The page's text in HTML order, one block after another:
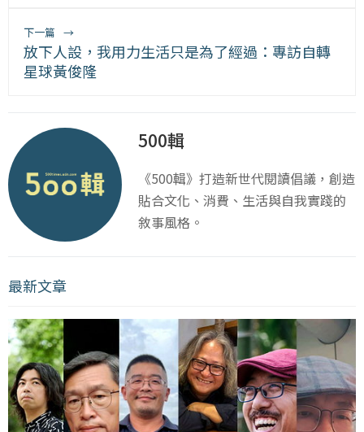
下一篇 →
放下人設，我用力生活只是為了經過：專訪自轉
星球黃俊隆
500輯
《500輯》打造新世代閱讀倡議，創造
貼合文化、消費、生活與自我實踐的
敘事風格。
最新文章